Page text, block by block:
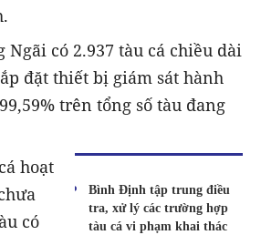
có 2.937 tàu cá chiều dài
đặt thiết bị giám sát hành
trên tổng số tàu đang
Bình Định tập trung điều
tra, xử lý các trường hợp
tàu cá vi phạm khai thác
hoạt
có